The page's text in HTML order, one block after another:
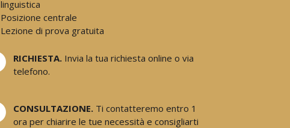
linguistica
Posizione centrale
Lezione di prova gratuita
RICHIESTA. Invia la tua richiesta online o via
telefono.
CONSULTAZIONE. Ti contatteremo entro 1
ora per chiarire le tue necessità e consigliarti